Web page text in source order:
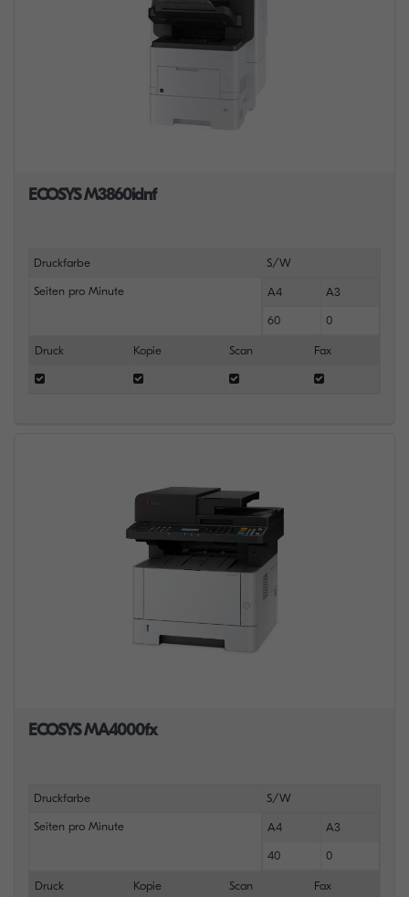
ECOSYS M3860idnf
Druckfarbe S/W
Seiten pro Minute A4 A3
60 0
Druck Kopie Scan Fax
ECOSYS MA4000fx
Druckfarbe S/W
Seiten pro Minute A4 A3
40 0
Druck Kopie Scan Fax